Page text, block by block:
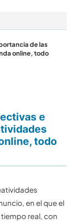
de las
online, todo
e
todo
en el que el
real, con